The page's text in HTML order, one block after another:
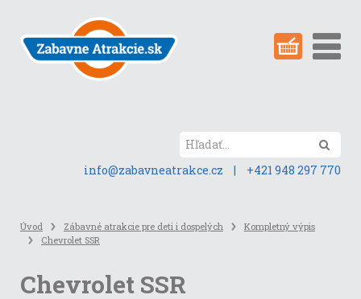
obsah
stránky
info@zabavneatrakce.cz
| +421 948 297 770
Úvod Zábavné atrakcie pre deti i dospelých
Kompletný výpis
Chevrolet SSR
Chevrolet SSR